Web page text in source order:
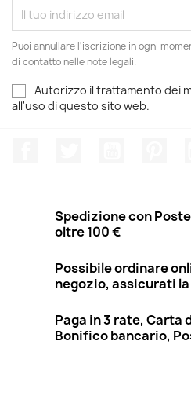
Puoi annullare l'iscrizione in ogni
di contatto nelle note legali.
Autorizzo il trattamento dei
all'uso di questo sito web.
Spedizione con
oltre 100 €
Possibile ordinare
negozio, assicurati
Paga in 3 rate, Carta
Bonifico bancario,